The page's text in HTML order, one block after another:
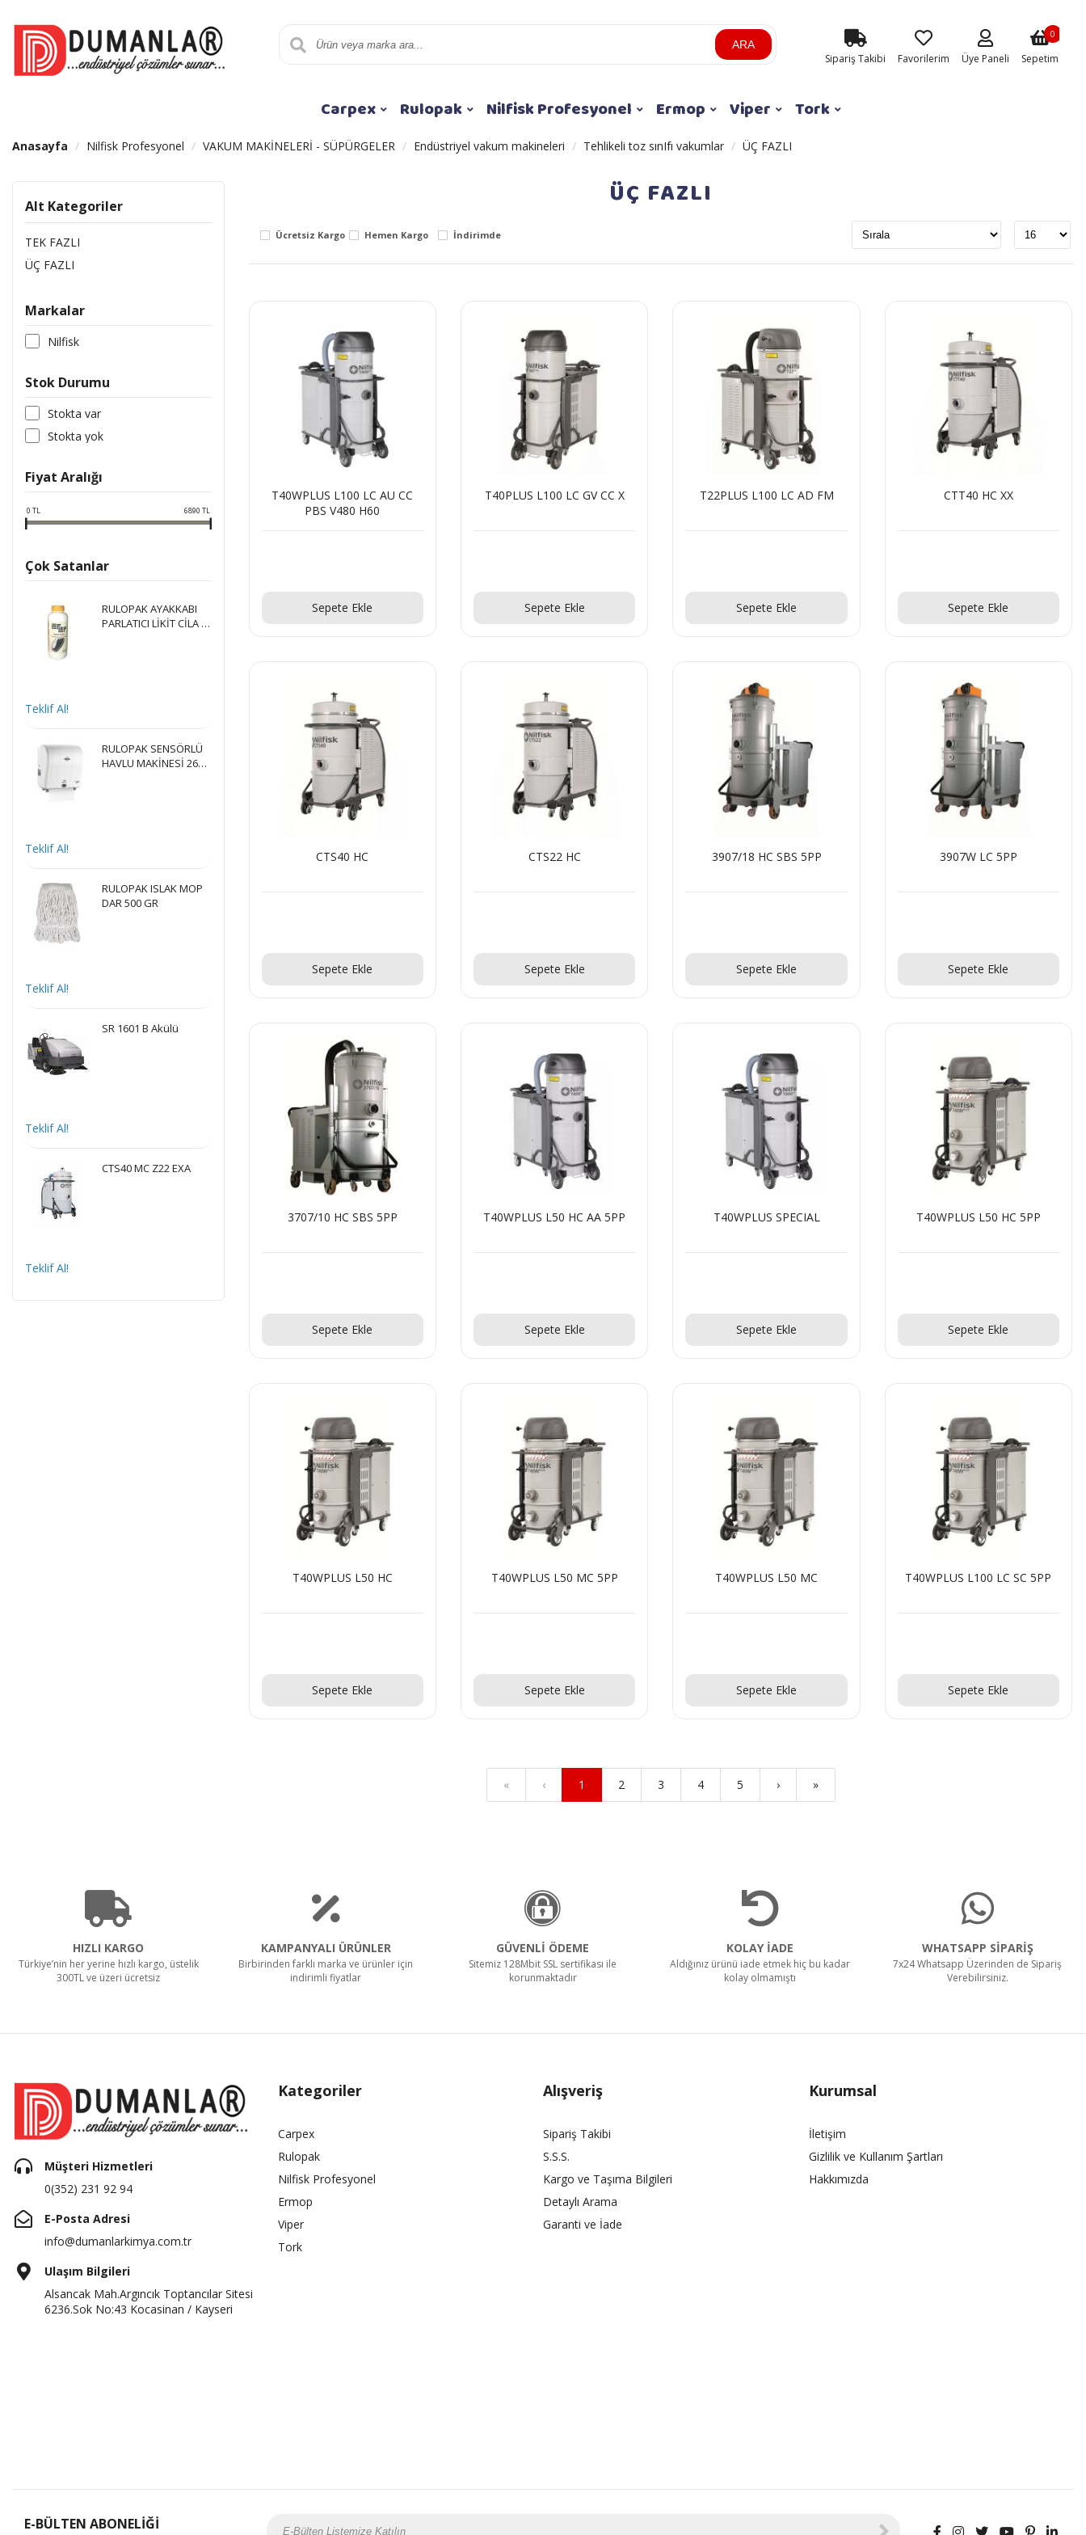
ARA
Sipariş Takibi Favorilerim Üye Paneli Sepetim
0
Carpex Rulopak Nilfisk Profesyonel Ermop Viper Tork
Anasayfa Nilfisk Profesyonel VAKUM MAKİNELERİ - SÜPÜRGELER Endüstriyel vakum makineleri Tehlikeli toz sınIfı vakumlar ÜÇ FAZLI
Alt Kategoriler
TEK FAZLI
ÜÇ FAZLI
Markalar
Nilfisk
Stok Durumu
Stokta var
Stokta yok
Fiyat Aralığı
0 TL 6890 TL
Çok Satanlar
RULOPAK AYAKKABI
PARLATICI LİKİT CİLA 1
Teklif Al!
RULOPAK SENSÖRLÜ
HAVLU MAKİNESİ 26
Teklif Al!
RULOPAK ISLAK MOP
DAR 500 GR
Teklif Al!
SR 1601 B Akülü
Teklif Al!
CTS40 MC Z22 EXA
Teklif Al!
ÜÇ FAZLI
Ücretsiz Kargo Hemen Kargo İndirimde
T40WPLUS L100 LC AU CC
PBS V480 H60
Sepete Ekle
T40PLUS L100 LC GV CC X
Sepete Ekle
T22PLUS L100 LC AD FM
Sepete Ekle
CTT40 HC XX
Sepete Ekle
CTS40 HC
Sepete Ekle
CTS22 HC
Sepete Ekle
3907/18 HC SBS 5PP
Sepete Ekle
3907W LC 5PP
Sepete Ekle
3707/10 HC SBS 5PP
Sepete Ekle
T40WPLUS L50 HC AA 5PP
Sepete Ekle
T40WPLUS SPECIAL
Sepete Ekle
T40WPLUS L50 HC 5PP
Sepete Ekle
T40WPLUS L50 HC
Sepete Ekle
T40WPLUS L50 MC 5PP
Sepete Ekle
T40WPLUS L50 MC
Sepete Ekle
T40WPLUS L100 LC SC 5PP
Sepete Ekle
« ‹ 1 2 3 4 5 › »
HIZLI KARGO
Türkiye’nin her yerine hızlı kargo, üstelik
300TL ve üzeri ücretsiz
KAMPANYALI ÜRÜNLER
Birbirinden farklı marka ve ürünler için
indirimli fiyatlar
GÜVENLİ ÖDEME
Sitemiz 128Mbit SSL sertifikası ile
korunmaktadır
KOLAY İADE
Aldığınız ürünü iade etmek hiç bu kadar
kolay olmamıştı
WHATSAPP SİPARİŞ
7x24 Whatsapp Üzerinden de Sipariş
Verebilirsiniz.
Müşteri Hizmetleri
0(352) 231 92 94
E-Posta Adresi
info@dumanlarkimya.com.tr
Ulaşım Bilgileri
Alsancak Mah.Argıncık Toptancılar Sitesi
6236.Sok No:43 Kocasinan / Kayseri
Kategoriler
Carpex
Rulopak
Nilfisk Profesyonel
Ermop
Viper
Tork
Alışveriş
Sipariş Takibi
S.S.S.
Kargo ve Taşıma Bilgileri
Detaylı Arama
Garanti ve İade
Kurumsal
İletişim
Gizlilik ve Kullanım Şartları
Hakkımızda
E-BÜLTEN ABONELİĞİ